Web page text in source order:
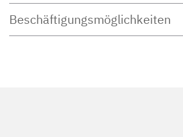
Beschäftigungsmöglichkeiten